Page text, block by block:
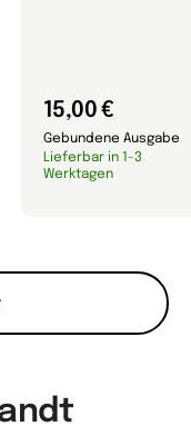
15,00 €
Gebundene Ausgabe
Lieferbar in 1-3
Werktagen